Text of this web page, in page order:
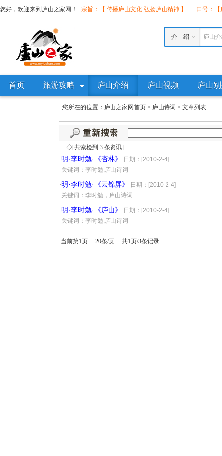
您好，欢迎来到庐山之家网！ 宗旨：【 传播庐山文化 弘扬庐山精神 】 口号：
庐山
介 绍
首页 旅游攻略 庐山介绍 庐山视频 庐山
您所在的位置： 庐山之家网首页 > 庐山诗词 > 文章列表
◇[共索检到 3 条资讯]
·明·李时勉·《杏林》
日期：[2010-2-4]
关键词：李时勉,庐山诗词
·明·李时勉·《云锦屏》
日期：[2010-2-4]
关键词：李时勉，庐山诗词
·明·李时勉·《庐山》
日期：[2010-2-4]
关键词：李时勉,庐山诗词
当前第1页 20条/页 共1页/3条记录